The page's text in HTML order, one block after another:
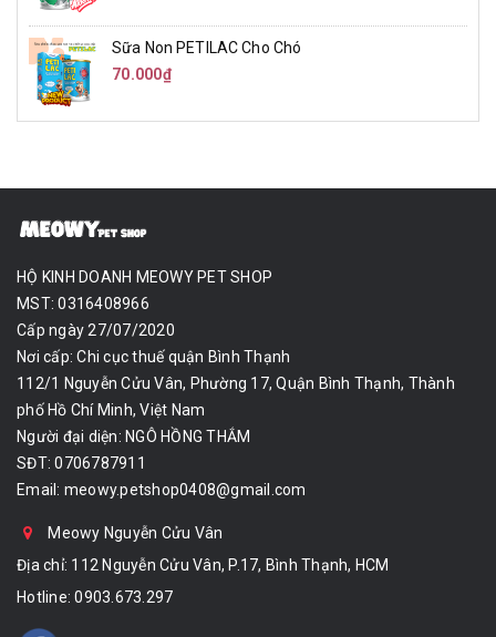
Sữa Non PETILAC Cho Chó
70.000₫
HỘ KINH DOANH MEOWY PET SHOP
MST: 0316408966
Cấp ngày 27/07/2020
Nơi cấp: Chi cục thuế quận Bình Thạnh
112/1 Nguyễn Cửu Vân, Phường 17, Quận Bình Thạnh, Thành
phố Hồ Chí Minh, Việt Nam
Người đại diện: NGÔ HỒNG THẮM
SĐT: 0706787911
Email: meowy.petshop0408@gmail.com
Meowy Nguyễn Cửu Vân
Địa chỉ: 112 Nguyễn Cửu Vân, P.17, Bình Thạnh, HCM
Hotline:0903.673.297